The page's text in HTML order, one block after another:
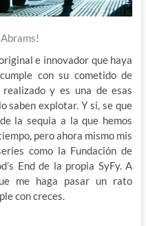
e innovador que haya
con su cometido de
y es una de esas
saben explotar. Y si, se que
la sequia a la que hemos
pero ahora mismo mis
como la Fundación de
End de la propia SyFy. A
me haga pasar un rato
con creces.